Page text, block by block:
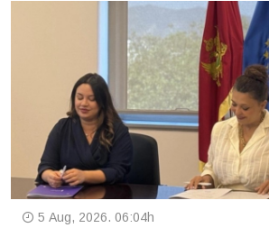
5 Aug, 2026. 06:04h